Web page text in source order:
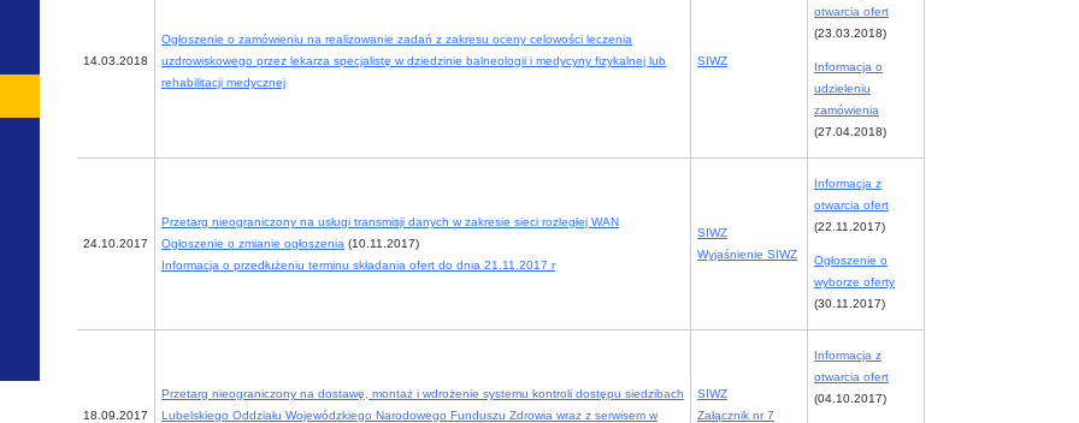
14.03.2018
Ogłoszenie o zamówieniu na realizowanie zadań z zakresu oceny celowości leczenia
uzdrowiskowego przez lekarza specjalistę w dziedzinie balneologii i medycyny fizykalnej lub
rehabilitacji medycznej
SIWZ
otwarcia ofert
(23.03.2018)
Informacja o
udzieleniu
zamówienia
(27.04.2018)
24.10.2017
Przetarg nieograniczony na usługi transmisji danych w zakresie sieci rozległej WAN
Ogłoszenie o zmianie ogłoszenia (10.11.2017)
Informacja o przedłużeniu terminu składania ofert do dnia 21.11.2017 r
SIWZ
Wyjaśnienie SIWZ
Informacja z
otwarcia ofert
(22.11.2017)
Ogłoszenie o
wyborze oferty
(30.11.2017)
18.09.2017
Przetarg nieograniczony na dostawę, montaż i wdrożenie systemu kontroli dostępu siedzibach
Lubelskiego Oddziału Wojewódzkiego Narodowego Funduszu Zdrowia wraz z serwisem w
SIWZ
Załącznik nr 7
Informacja z
otwarcia ofert
(04.10.2017)